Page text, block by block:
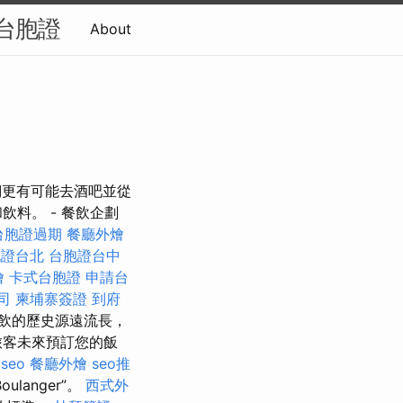
胞證 About
有可能去酒吧並從
料。 - 餐飲企劃
胞證過期 餐廳外燴
台北 台胞證台中
卡式台胞證 申請台
柬埔寨簽證 到府
的歷史源遠流長，
未來預訂您的飯
seo 餐廳外燴 seo推
。 西式外